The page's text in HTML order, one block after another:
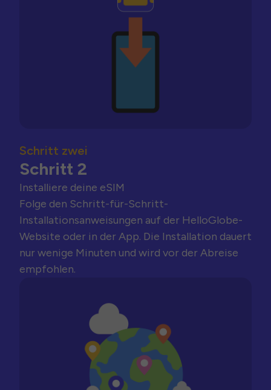
Schritt zwei
Schritt 2
Installiere deine eSIM
Folge den Schritt-für-Schritt-
Installationsanweisungen auf der HelloGlobe-
Website oder in der App. Die Installation dauert
nur wenige Minuten und wird vor der Abreise
empfohlen.